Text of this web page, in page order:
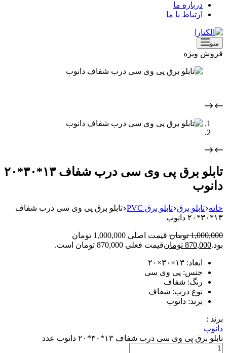
درباره ما
ارتباط با ما
منو
فروش ویژه
تابلو برق پی وی سی درب شفاف ۱۳*۳۰*۲۰
دانوب
خانه تابلو برق تابلو برق PVC
تابلو برق پی وی سی درب شفاف
۱۳*۳۰*۲۰ دانوب
1,000,000 تومان
قیمت اصلی 1,000,000 تومان
بود.870,000 تومانقیمت فعلی 870,000 تومان است.
ابعاد: ۱۳×۳۰×۲۰
جنس: پی وی سی
رنگ: شفاف
نوع درب: شفاف
برند: دانوب
برند :
دانوب
تابلو برق پی وی سی درب شفاف ۱۳*۳۰*۲۰ دانوب عدد